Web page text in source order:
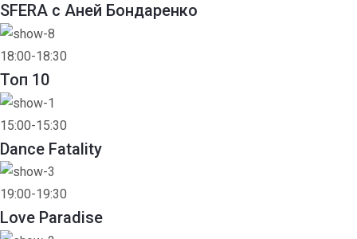
SFERA с Аней Бондаренко
18:00-18:30
Toп 10
15:00-15:30
Dance Fatality
19:00-19:30
Love Paradise